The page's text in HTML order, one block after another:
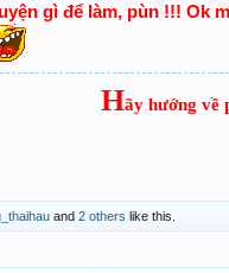
gì để làm, pùn !!! Ok
Hãy hướng về
and 2 others like this.